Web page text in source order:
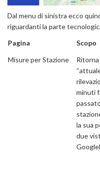
Dal menu di sinistra ecco
riguardanti la parte
Pagina
Scopo
Misure per Stazione
minuti
la sua
due